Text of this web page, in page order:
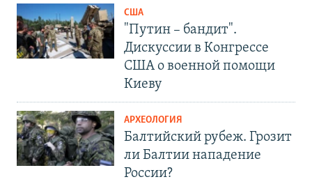
США
"Путин – бандит".
Дискуссии в Конгрессе
США о военной помощи
Киеву
АРХЕОЛОГИЯ
Балтийский рубеж. Грозит
ли Балтии нападение
России?